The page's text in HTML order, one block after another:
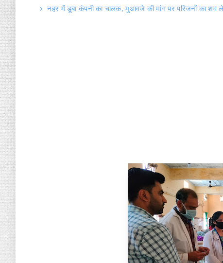
नहर में डूबा कंपनी का चालक, मुआवजे की मांग पर परिजनों का शव